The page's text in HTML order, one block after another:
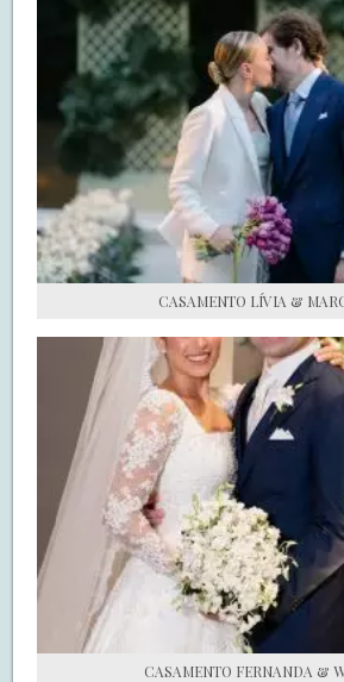
LUA DE MEL
COZINHA
DECORAÇÃO
DE NOIVA PRA NOIVA
S.O.S CASADAS
FALE COM O SAY I DO
CASAMENTO LÍVIA &
CASAMENTO FERNANDA &